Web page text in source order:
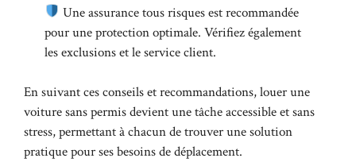
Une assurance tous risques est recommandée
pour une protection optimale. Vérifiez également
les exclusions et le service client.
En suivant ces conseils et recommandations, louer une
voiture sans permis devient une tâche accessible et sans
stress, permettant à chacun de trouver une solution
pratique pour ses besoins de déplacement.